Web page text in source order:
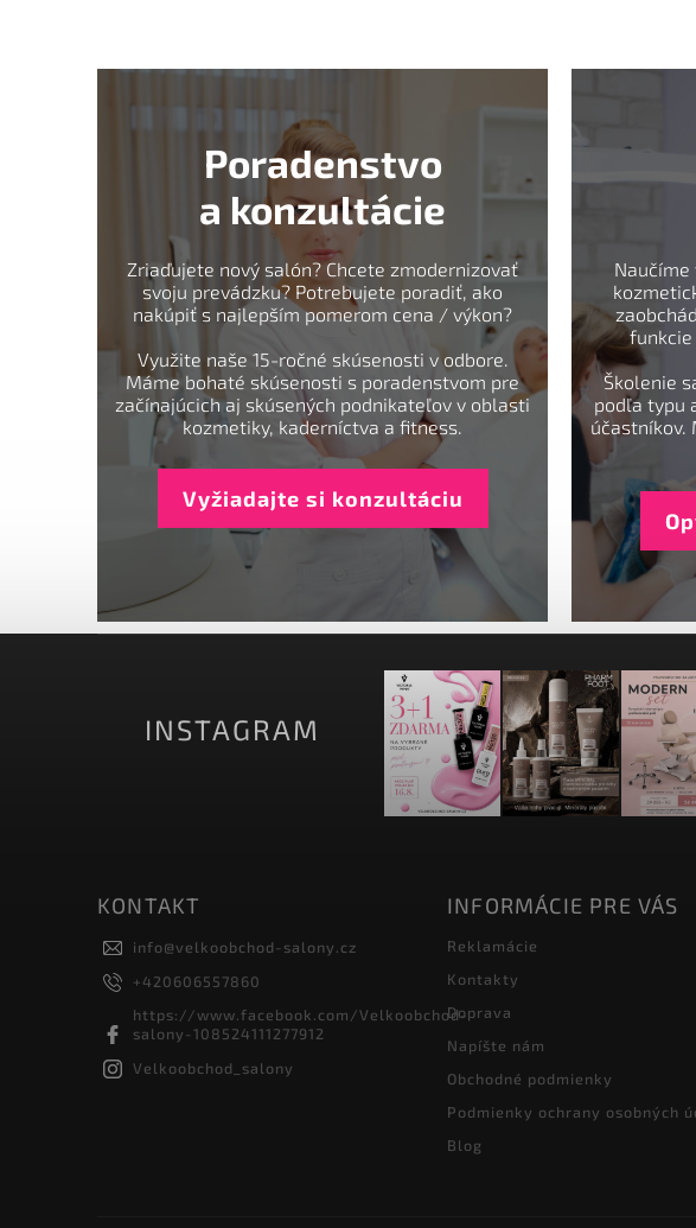
Poradenstvo
a konzultácie
Zriaďujete nový salón? Chcete zmodernizovať
svoju prevádzku? Potrebujete poradiť, ako
nakúpiť s najlepším pomerom cena / výkon?
Využite naše 15-ročné skúsenosti v odbore.
Máme bohaté skúsenosti s poradenstvom pre
začínajúcich aj skúsených podnikateľov v oblasti
kozmetiky, kaderníctva a fitness.
Vyžiadajte si konzultáciu
Naučíme
Školenie
podľa typu
účastníkov.
INSTAGRAM
KONTAKT
info@velkoobchod-salony.cz
+420606557860
https://www.facebook.com/Velkoobchod-
salony-108524111277912
Velkoobchod_salony
INFORMÁCIE PRE VÁS
Reklamácie
Kontakty
Doprava
Napíšte nám
Obchodné podmienky
Podmienky ochrany osobných
Blog